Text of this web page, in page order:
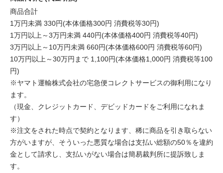
商品合計
1万円未満 330円(本体価格300円 消費税等30円)
1万円以上～3万円未満 440円(本体価格400円 消費税等40円)
3万円以上～10万円未満 660円(本体価格600円 消費税等60円)
10万円以上～30万円まで 1,100円(本体価格1,000円 消費税等100
円)
※ヤマト運輸株式会社の宅急便コレクトサービスの御利用になり
ます。
（現金、クレジットカード、デビッドカードをご利用になれま
す）
※注文をされた時点で契約となります、稀に商品を引き取らない
方がいますが、そういった悪質な場合は支払い総額の50％を違約
金として請求し、支払いがない場合は簡易裁判所に提訴致しま
す。